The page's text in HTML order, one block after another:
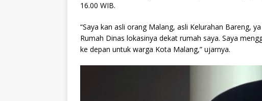
16.00 WIB.
“Saya kan asli orang Malang, asli Kelurahan Bareng,
Rumah Dinas lokasinya dekat rumah saya. Saya
ke depan untuk warga Kota Malang,” ujarnya.